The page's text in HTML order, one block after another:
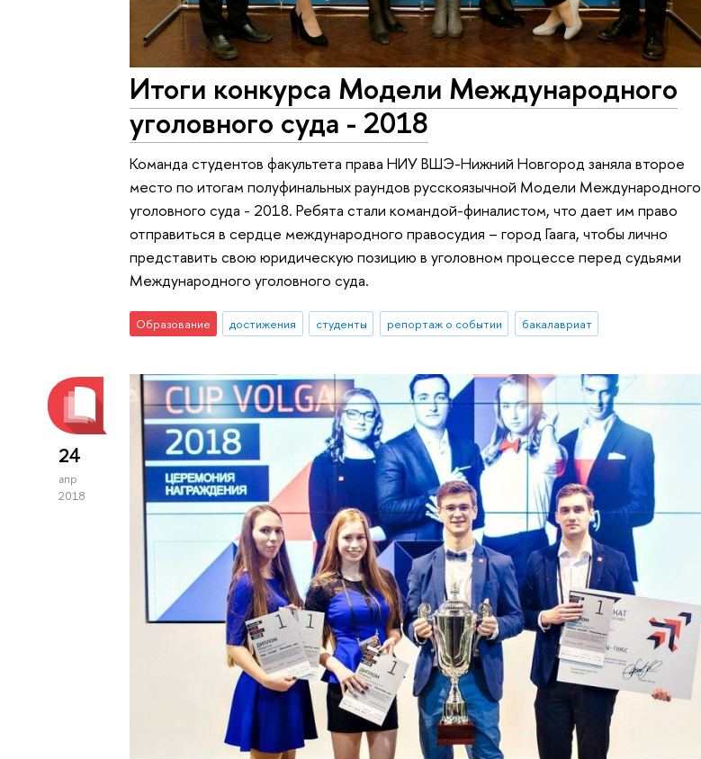
Итоги конкурса Модели Международного
уголовного суда - 2018
Команда студентов факультета права НИУ ВШЭ-Нижний Новгород заняла второе
место по итогам полуфинальных раундов русскоязычной Модели Международного
уголовного суда - 2018. Ребята стали командой-финалистом, что дает им право
отправиться в сердце международного правосудия – город Гаага, чтобы лично
представить свою юридическую позицию в уголовном процессе перед судьями
Международного уголовного суда.
Образование достижения студенты репортаж о событии бакалавриат
24
апр
2018